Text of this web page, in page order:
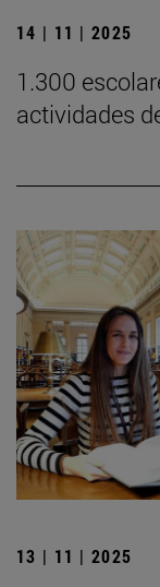
14 | 11 | 2025
1.300
actividades
13 | 11 | 2025